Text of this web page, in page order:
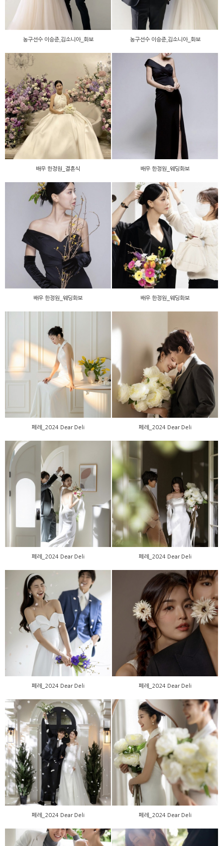
농구선수 이승준,김소니아_화보 농구선수 이승준,김소니아_화보
배우 한정원_결혼식
배우 한정원_결혼식
배우 한정원_웨딩화보
배우 한정원_웨딩화보
배우 한정원_웨딩화보
배우 한정원_웨딩화보
배우 한정원_웨딩화보
배우 한정원_웨딩화보
페레_2024 Dear Deli
페레_2024 Dear Deli
페레_2024 Dear Deli
페레_2024 Dear Deli
페레_2024 Dear Deli
페레_2024 Dear Deli
페레_2024 Dear Deli
페레_2024 Dear Deli
페레_2024 Dear Deli
페레_2024 Dear Deli
페레_2024 Dear Deli
페레_2024 Dear Deli
페레_2024 Dear Deli
페레_2024 Dear Deli
페레_2024 Dear Deli
페레_2024 Dear Deli